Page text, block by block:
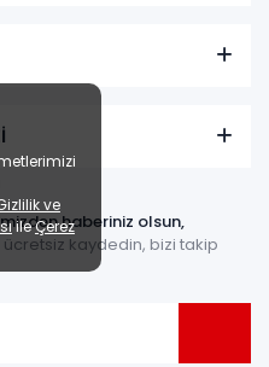
haberiniz olsun,
kaydedin, bizi takip
ve
ileÇerez